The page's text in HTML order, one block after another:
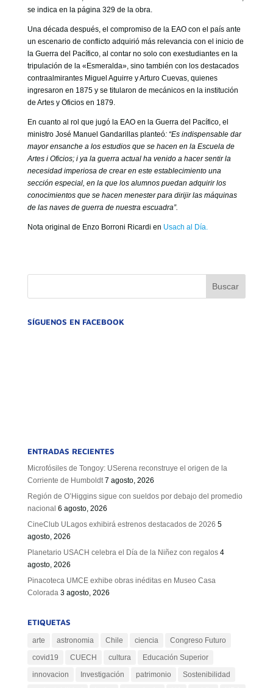
se indica en la página 329 de la obra.
Una década después, el compromiso de la EAO con el país ante
un escenario de conflicto adquirió más relevancia con el inicio de
la Guerra del Pacífico, al contar no solo con exestudiantes en la
tripulación de la «Esmeralda», sino también con los destacados
contraalmirantes Miguel Aguirre y Arturo Cuevas, quienes
ingresaron en 1875 y se titularon de mecánicos en la institución
de Artes y Oficios en 1879.
En cuanto al rol que jugó la EAO en la Guerra del Pacífico, el
ministro José Manuel Gandarillas planteó: “Es indispensable dar
mayor ensanche a los estudios que se hacen en la Escuela de
Artes i Oficios; i ya la guerra actual ha venido a hacer sentir la
necesidad imperiosa de crear en este establecimiento una
sección especial, en la que los alumnos puedan adquirir los
conocimientos que se hacen menester para dirijir las máquinas
de las naves de guerra de nuestra escuadra”.
Nota original de Enzo Borroni Ricardi en Usach al Día.
SÍGUENOS EN FACEBOOK
ENTRADAS RECIENTES
Microfósiles de Tongoy: USerena reconstruye el origen de la
Corriente de Humboldt 7 agosto, 2026
Región de O’Higgins sigue con sueldos por debajo del promedio
nacional 6 agosto, 2026
CineClub ULagos exhibirá estrenos destacados de 2026 5
agosto, 2026
Planetario USACH celebra el Día de la Niñez con regalos 4
agosto, 2026
Pinacoteca UMCE exhibe obras inéditas en Museo Casa
Colorada 3 agosto, 2026
ETIQUETAS
arte astronomia Chile ciencia
Congreso Futuro
covid19
CUECH cultura
Educación Superior
innovacion
Investigación patrimonio
Sostenibilidad